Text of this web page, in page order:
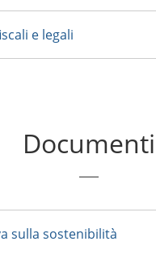
e legali
Documenti
sulla sostenibilità